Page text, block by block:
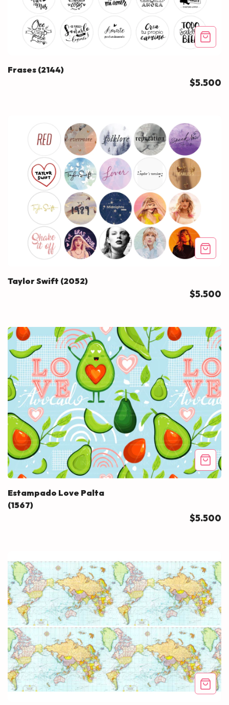
Frases (2144)
$5.500
Taylor Swift (2052)
$5.500
Estampado Love Palta
(1567)
$5.500